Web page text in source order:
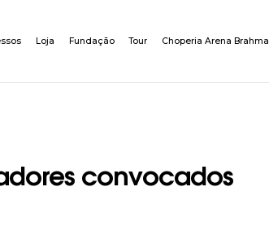
Loja Fundação Tour Choperia Arena Brahma
convocados